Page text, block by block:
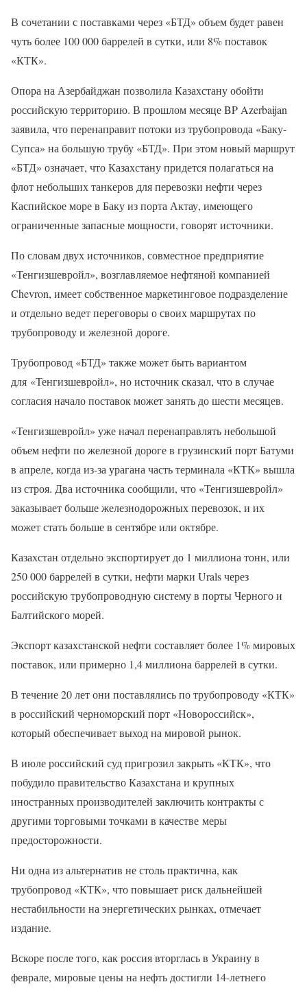
В сочетании с поставками через «БТД» объем будет равен
чуть более 100 000 баррелей в сутки, или 8% поставок
«КТК».
Опора на Азербайджан позволила Казахстану обойти
российскую территорию. В прошлом месяце BP Azerbaijan
заявила, что перенаправит потоки из трубопровода «Баку-
Супса» на большую трубу «БТД». При этом новый маршрут
«БТД» означает, что Казахстану придется полагаться на
флот небольших танкеров для перевозки нефти через
Каспийское море в Баку из порта Актау, имеющего
ограниченные запасные мощности, говорят источники.
По словам двух источников, совместное предприятие
«Тенгизшевройл», возглавляемое нефтяной компанией
Chevron, имеет собственное маркетинговое подразделение
и отдельно ведет переговоры о своих маршрутах по
трубопроводу и железной дороге.
Трубопровод «БТД» также может быть вариантом
для «Тенгизшевройл», но источник сказал, что в случае
согласия начало поставок может занять до шести месяцев.
«Тенгизшевройл» уже начал перенаправлять небольшой
объем нефти по железной дороге в грузинский порт Батуми
в апреле, когда из-за урагана часть терминала «КТК» вышла
из строя. Два источника сообщили, что «Тенгизшевройл»
заказывает больше железнодорожных перевозок, и их
может стать больше в сентябре или октябре.
Казахстан отдельно экспортирует до 1 миллиона тонн, или
250 000 баррелей в сутки, нефти марки Urals через
российскую трубопроводную систему в порты Черного и
Балтийского морей.
Экспорт казахстанской нефти составляет более 1% мировых
поставок, или примерно 1,4 миллиона баррелей в сутки.
В течение 20 лет они поставлялись по трубопроводу «КТК»
в российский черноморский порт «Новороссийск»,
который обеспечивает выход на мировой рынок.
В июле российский суд пригрозил закрыть «КТК», что
побудило правительство Казахстана и крупных
иностранных производителей заключить контракты с
другими торговыми точками в качестве меры
предосторожности.
Ни одна из альтернатив не столь практична, как
трубопровод «КТК», что повышает риск дальнейшей
нестабильности на энергетических рынках, отмечает
издание.
Вскоре после того, как россия вторглась в Украину в
феврале, мировые цены на нефть достигли 14-летнего